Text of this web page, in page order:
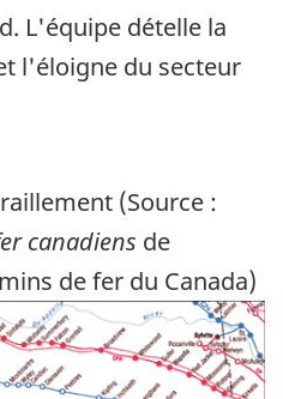
L'équipe dételle la
l'éloigne du secteur
(Source :
canadiens de
de fer du Canada)